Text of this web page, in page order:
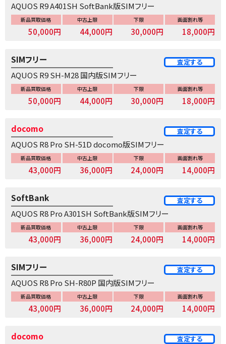
AQUOS R9 A401SH SoftBank版SIMフリー
新品買取価格
50,000円
中古上限
44,000円
下限
30,000円
画面割れ等
18,000円
AQUOS R9 SH-M28 国内版SIMフリー
SIMフリー 査定する
新品買取価格
50,000円
中古上限
44,000円
下限
30,000円
画面割れ等
18,000円
AQUOS R8 Pro SH-51D docomo版SIMフリー
docomo 査定する
新品買取価格
43,000円
中古上限
36,000円
下限
24,000円
画面割れ等
14,000円
AQUOS R8 Pro A301SH SoftBank版SIMフリー
SoftBank 査定する
新品買取価格
43,000円
中古上限
36,000円
下限
24,000円
画面割れ等
14,000円
AQUOS R8 Pro SH-R80P 国内版SIMフリー
SIMフリー 査定する
新品買取価格
43,000円
中古上限
36,000円
下限
24,000円
画面割れ等
14,000円
docomo 査定する